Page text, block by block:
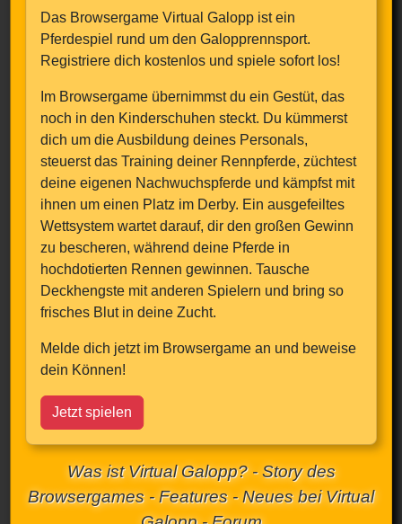
Das Browsergame Virtual Galopp ist ein
Pferdespiel rund um den Galopprennsport.
Registriere dich kostenlos und spiele sofort los!
Im Browsergame übernimmst du ein Gestüt, das
noch in den Kinderschuhen steckt. Du kümmerst
dich um die Ausbildung deines Personals,
steuerst das Training deiner Rennpferde, züchtest
deine eigenen Nachwuchspferde und kämpfst mit
ihnen um einen Platz im Derby. Ein ausgefeiltes
Wettsystem wartet darauf, dir den großen Gewinn
zu bescheren, während deine Pferde in
hochdotierten Rennen gewinnen. Tausche
Deckhengste mit anderen Spielern und bring so
frisches Blut in deine Zucht.
Melde dich jetzt im Browsergame an und beweise
dein Können!
Jetzt spielen
Was ist Virtual Galopp?-Story des
Browsergames-Features-Neues bei Virtual